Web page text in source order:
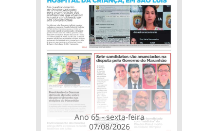
Ano 65 - sexta-feira
07/08/2026